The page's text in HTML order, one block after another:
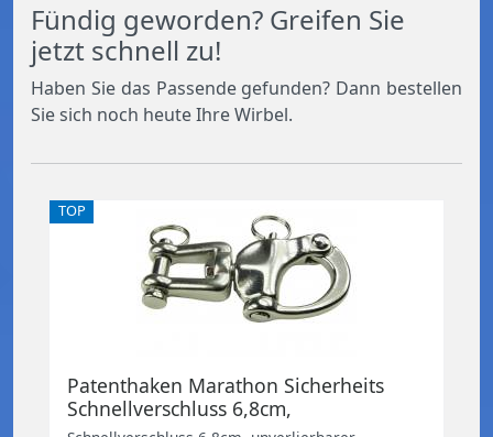
Fündig geworden? Greifen Sie
jetzt schnell zu!
Haben Sie das Passende gefunden? Dann bestellen
Sie sich noch heute Ihre Wirbel.
TOP
Patenthaken Marathon Sicherheits
Schnellverschluss 6,8cm,
unverlierbarer Bolzen, V4A